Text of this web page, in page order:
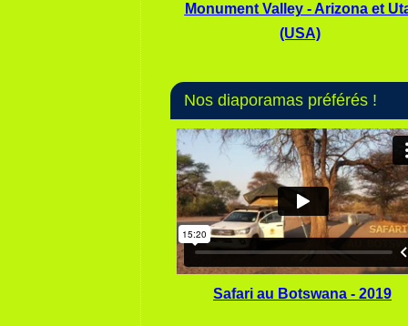
Monument Valley - Arizona et
(USA)
Nos diaporamas préférés !
Safari au Botswana - 2019